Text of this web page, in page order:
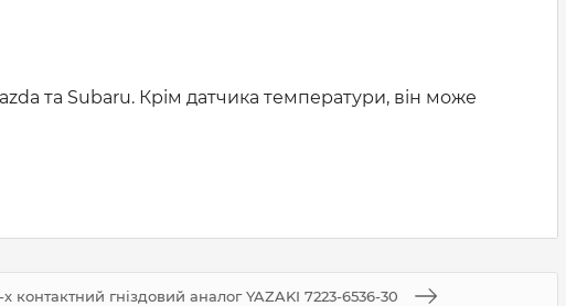
та Subaru. Крім датчика температури, він може
контактний гніздовий аналог YAZAKI 7223-6536-30